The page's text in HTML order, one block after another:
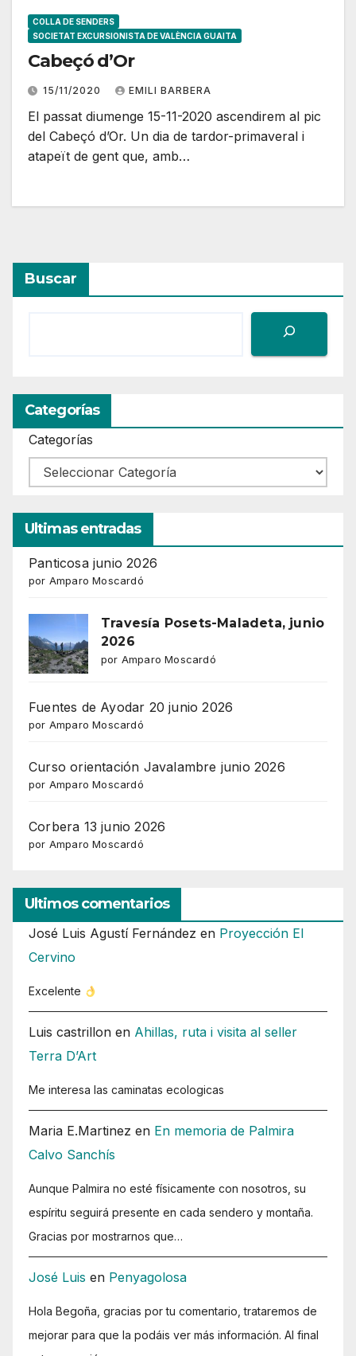
COLLA DE SENDERS
SOCIETAT EXCURSIONISTA DE VALÈNCIA GUAITA
Cabeçó d’Or
15/11/2020 EMILI BARBERA
El passat diumenge 15-11-2020 ascendirem al pic
del Cabeçó d’Or. Un dia de tardor-primaveral i
atapeït de gent que, amb…
Buscar
Categorías
Categorías
Ultimas entradas
Panticosa junio 2026
por Amparo Moscardó
Travesía Posets-Maladeta, junio
2026
por Amparo Moscardó
Fuentes de Ayodar 20 junio 2026
por Amparo Moscardó
Curso orientación Javalambre junio 2026
por Amparo Moscardó
Corbera 13 junio 2026
por Amparo Moscardó
Ultimos comentarios
José Luis Agustí Fernández en Proyección El
Cervino
Excelente
Luis castrillon en Ahillas, ruta i visita al seller
Terra D’Art
Me interesa las caminatas ecologicas
Maria E.Martinez en En memoria de Palmira
Calvo Sanchís
Aunque Palmira no esté físicamente con nosotros, su
espíritu seguirá presente en cada sendero y montaña.
Gracias por mostrarnos que…
José Luis en Penyagolosa
Hola Begoña, gracias por tu comentario, trataremos de
mejorar para que la podáis ver más información. Al final